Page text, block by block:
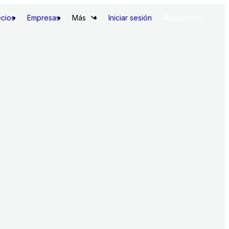
Empresas Más Iniciar sesión